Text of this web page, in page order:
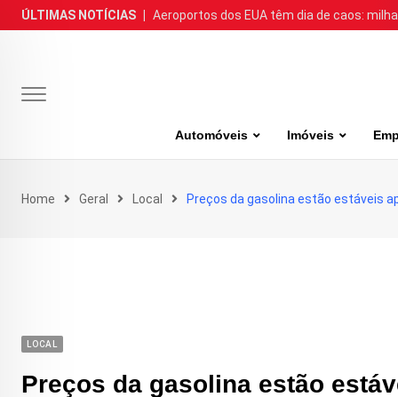
Skip
to
ÚLTIMAS NOTÍCIAS Aeroportos dos EUA têm dia de caos:
Automóveis Imóveis
Home Geral Local Preços da gasolina estão estáveis
LOCAL
Preços da gasolina estão